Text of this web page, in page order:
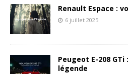
Renault Espace :
6 juillet 2025
Peugeot E-208 GTi
légende